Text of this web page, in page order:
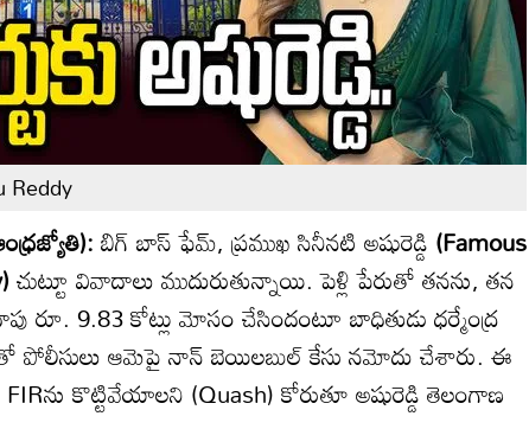
Reddy
బిగ్ బాస్ ఫేమ్, ప్రముఖ సినీనటి అషురెడ్డి (Famous
చుట్టూ వివాదాలు ముదురుతున్నాయి. పెళ్లి పేరుతో తనను, తన
రూ. 9.83 కోట్లు మోసం చేసిందంటూ బాధితుడు ధర్మేంద్ర
పోలీసులు ఆమెపై నాన్ బెయిలబుల్ కేసు నమోదు చేశారు. ఈ
కొట్టివేయాలని (Quash) కోరుతూ అషురెడ్డి తెలంగాణ